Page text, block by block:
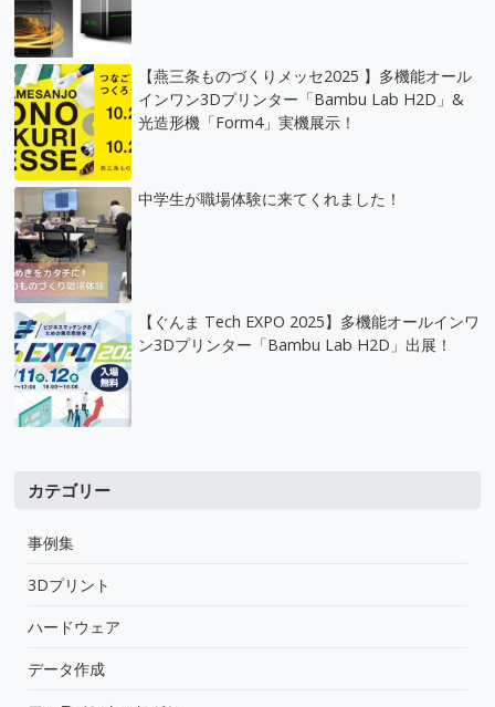
【燕三条ものづくりメッセ2025 】多機能オール
インワン3Dプリンター「Bambu Lab H2D」&
光造形機「Form4」実機展示！
中学生が職場体験に来てくれました！
【ぐんま Tech EXPO 2025】多機能オールインワ
ン3Dプリンター「Bambu Lab H2D」出展！
カテゴリー
事例集
3Dプリント
ハードウェア
データ作成